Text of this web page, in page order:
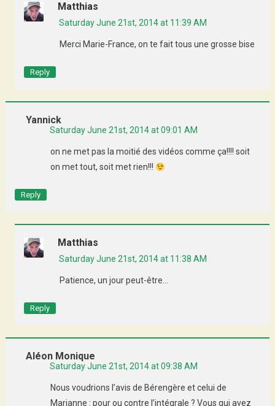
Matthias
Saturday June 21st, 2014 at 11:39 AM
Merci Marie-France, on te fait tous une grosse bise
Reply
Yannick
Saturday June 21st, 2014 at 09:01 AM
on ne met pas la moitié des vidéos comme ça!!!! soit
on met tout, soit met rien!!!
Reply
Matthias
Saturday June 21st, 2014 at 11:38 AM
Patience, un jour peut-être…
Reply
Aléon Monique
Saturday June 21st, 2014 at 09:38 AM
Nous voudrions l’avis de Bérengère et celui de
Marianne : pour ou contre l’intégrale ? Vous qui avez